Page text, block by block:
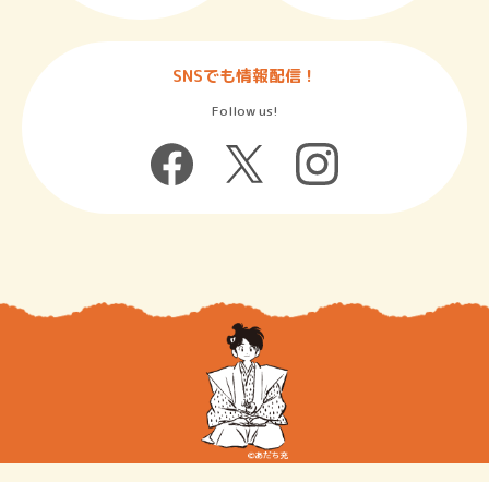
SNSでも情報配信！
Follow us!